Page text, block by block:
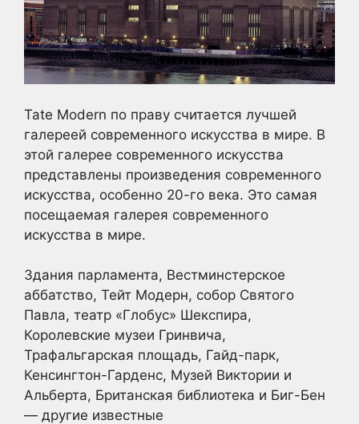
Tate Modern по праву считается лучшей
галереей современного искусства в мире. В
этой галерее современного искусства
представлены произведения современного
искусства, особенно 20-го века. Это самая
посещаемая галерея современного
искусства в мире.
Здания парламента, Вестминстерское
аббатство, Тейт Модерн, собор Святого
Павла, театр «Глобус» Шекспира,
Королевские музеи Гринвича,
Трафальгарская площадь, Гайд-парк,
Кенсингтон-Гарденс, Музей Виктории и
Альберта, Британская библиотека и Биг-Бен
— другие известные